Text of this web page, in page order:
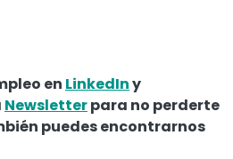
en LinkedIny
Newsletterpara no perderte
puedes encontrarnos